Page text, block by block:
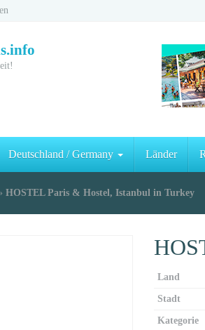
Deutschland / Germany Länder
HOSTEL Paris & Hostel, Istanbul in Turkey
Land
Stadt
Kategorie